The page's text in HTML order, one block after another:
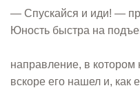
— Спускайся и иди! —
Юность быстра на
направление, в
вскоре его нашел и, как